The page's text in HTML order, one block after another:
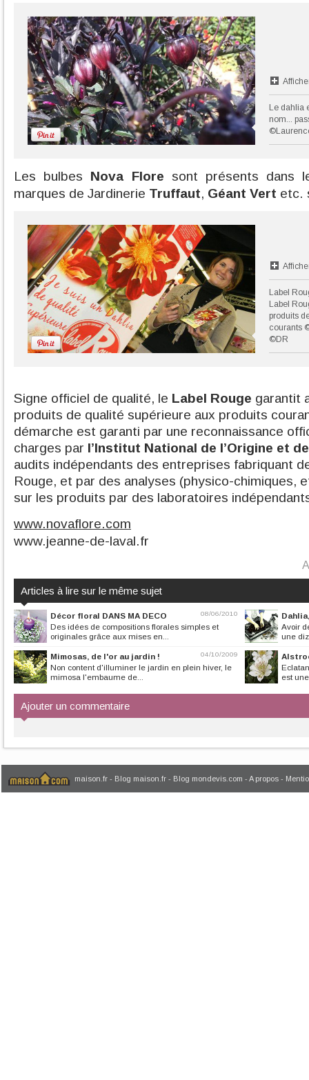
Le dahlia
nom...
Les bulbes Nova Flore sont présents dans
marques de Jardinerie Truffaut, Géant Vert etc.
Label
Label
produits
courants
©DR
Signe officiel de qualité, le Label Rouge garantit
produits de qualité supérieure aux produits
démarche est garanti par une reconnaissance
charges par l’Institut National de l’Origine et
audits indépendants des entreprises fabriquant
Rouge, et par des analyses (physico-chimiques,
sur les produits par des laboratoires
www.novaflore.com
www.jeanne-de-laval.fr
Articles à lire sur le même sujet
08/06/2010
Décor floral DANS MA DECO
Des idées de compositions florales simples et
originales grâce aux mises en...
Avoir
une
04/10/2009
Mimosas, de l'or au jardin !
Non content d'illuminer le jardin en plein hiver, le
mimosa l'embaume de...
est
Ajouter un commentaire
maison.fr - Blog maison.fr - Blog mondevis.com - A propos -